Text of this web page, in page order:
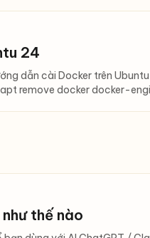
24
dẫn cài Docker trên
remove docker docker-
thế nào